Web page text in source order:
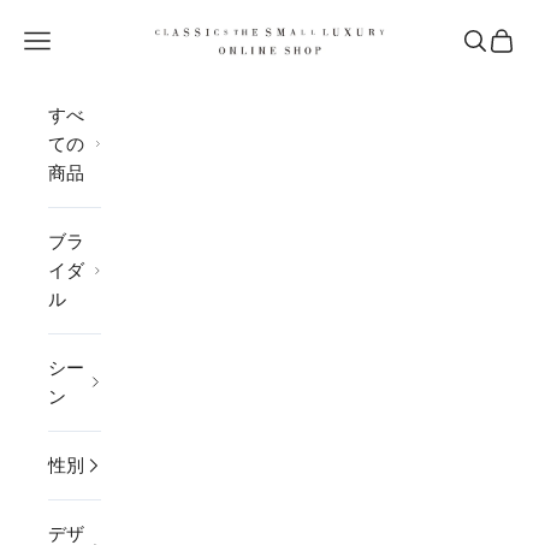
CLASSICS the Small Luxury
メニューを開く 検索を開
カー
すべ
ての
商品
ブラ
イダ
ル
シー
ン
性別
デザ